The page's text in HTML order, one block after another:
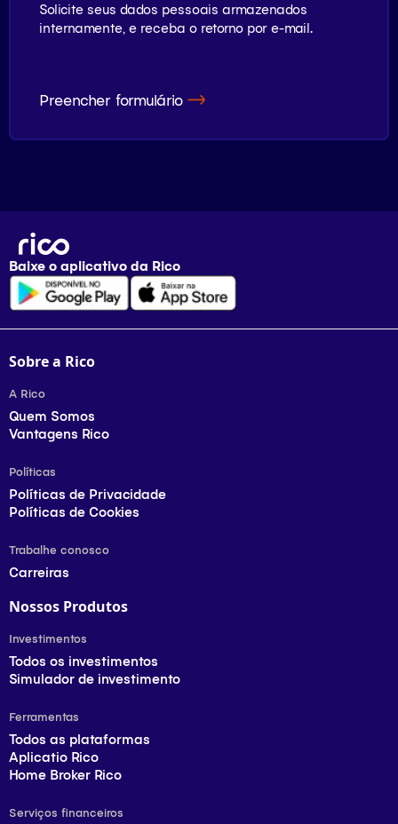
Solicite seus dados pessoais armazenados
internamente, e receba o retorno por e-mail.
Preencher formulário
Baixe o aplicativo da Rico
Sobre a Rico
A Rico
Quem Somos
Vantagens Rico
Políticas
Políticas de Privacidade
Políticas de Cookies
Trabalhe conosco
Carreiras
Nossos Produtos
Investimentos
Todos os investimentos
Simulador de investimento
Ferramentas
Todos as plataformas
Aplicatio Rico
Home Broker Rico
Serviços financeiros